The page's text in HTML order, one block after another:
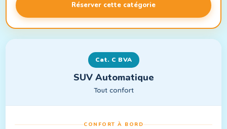
Réserver cette catégorie
Cat. C BVA
SUV Automatique
Tout confort
CONFORT À BORD